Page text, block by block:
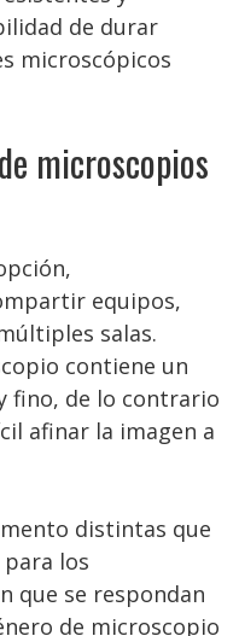
de durar
microscópicos
microscopios
equipos,
salas.
contiene un
fino, de lo contrario
afinar la imagen a
distintas que
para los
que se respondan
de microscopio